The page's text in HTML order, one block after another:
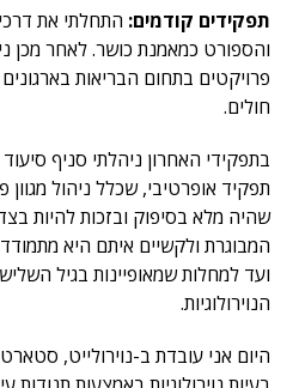
תפקידים קודמים: התחלתי את
והספורט כמאמנת כושר. לאחר מכן
פרויקטים בתחום הבריאות בארגונים
חולים.
בתפקידי האחרון ניהלתי סניף
תפקיד אופרטיבי, שכלל ניהול
שהיה מלא בסיפוק ובזכות להיות
המבוגרת ולקשיים איתם היא
ועד למחלות שמאופיינות בגיל
הנוירולוגיות.
היום אני עובדת ב-נוירולייט,